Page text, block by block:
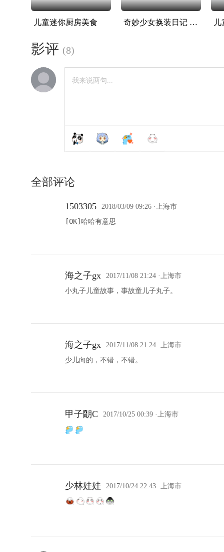
儿童迷你厨房美食 奇妙少女换装日记 第二季
影评 (8)
全部评论
1503305 2018/03/09 09:26 ·上海市
[OK]哈哈有意思
海之子gx 2017/11/08 21:24 ·上海市
小丸子儿童故事，事故童儿子丸子。
海之子gx 2017/11/08 21:24 ·上海市
少儿向的，不错，不错。
甲子朙C 2017/10/25 00:39 ·上海市
少林娃娃 2017/10/24 22:43 ·上海市